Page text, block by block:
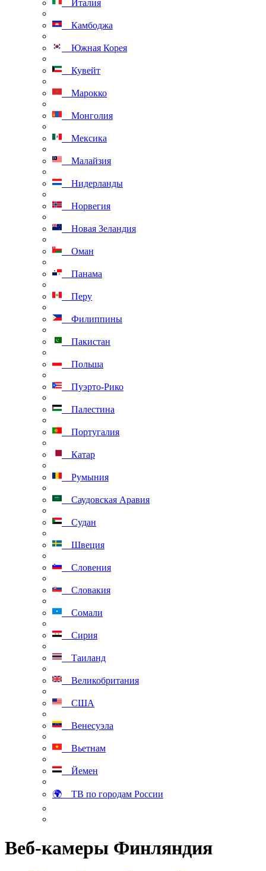
Италия
Камбоджа
Южная Корея
Кувейт
Марокко
Монголия
Мексика
Малайзия
Нидерланды
Норвегия
Новая Зеландия
Оман
Панама
Перу
Филиппины
Пакистан
Польша
Пуэрто-Рико
Палестина
Португалия
Катар
Румыния
Саудовская Аравия
Судан
Швеция
Словения
Словакия
Сомали
Сирия
Таиланд
Великобритания
США
Венесуэла
Вьетнам
Йемен
🌍 ТВ по городам России
Веб-камеры Финляндия